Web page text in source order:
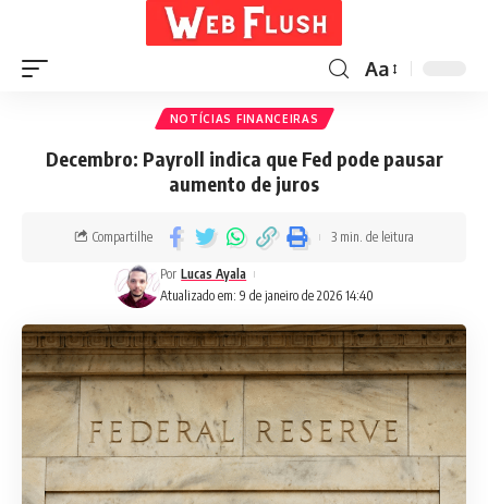
Aa
NOTÍCIAS FINANCEIRAS
Decembro: Payroll indica que Fed pode pausar
aumento de juros
Atualizado em: 9 de janeiro de 2026 14:40
Por Lucas Ayala
Compartilhe 3 min. de leitura